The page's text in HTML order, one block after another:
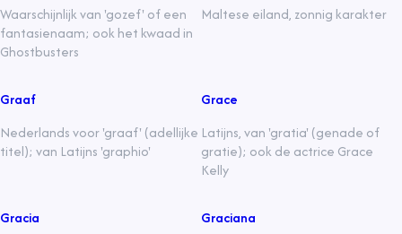
Waarschijnlijk van 'gozef' of een
fantasienaam; ook het kwaad in
Ghostbusters
Maltese eiland, zonnig karakter
Graaf
Nederlands voor 'graaf' (adellijke
titel); van Latijns 'graphio'
Grace
Latijns, van 'gratia' (genade of
gratie); ook de actrice Grace
Kelly
Gracia
Graciana